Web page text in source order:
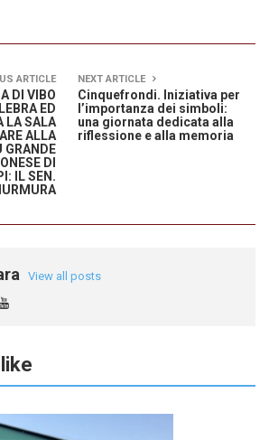
ARTICLE
DI VIBO
ED
LA SALA
ALLA
GRANDE
DI
IL SEN.
NEXT ARTICLE
Cinquefrondi. Iniziativa per
l’importanza dei simboli:
una giornata dedicata alla
riflessione e alla memoria
View all posts